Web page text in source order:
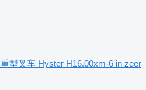
重型叉车 Hyster H16.00xm-6 in zeer